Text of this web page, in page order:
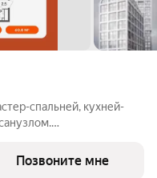
спальней, кухней-
с 2 спальнями -
Позвоните мне